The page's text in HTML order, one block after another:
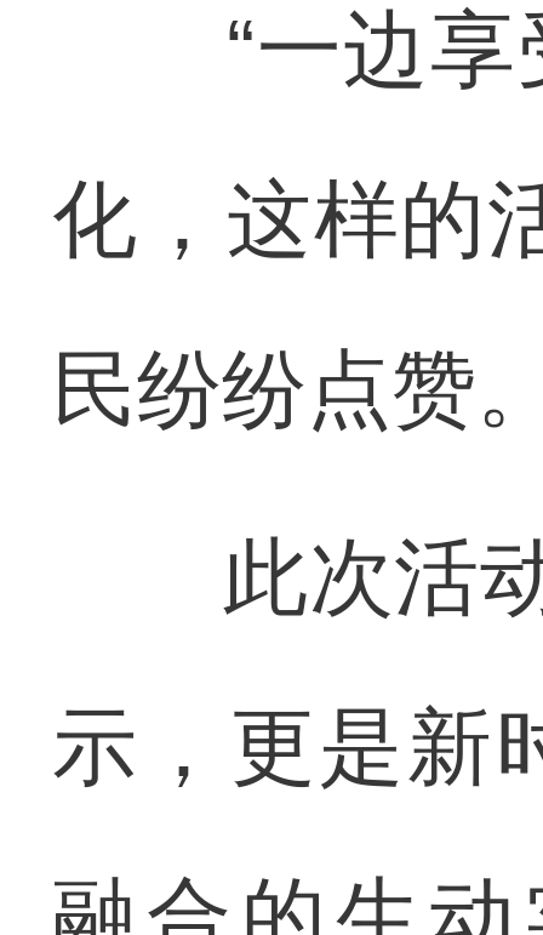
“一边享
化，这样的
民纷纷点赞
此次活动
示，更是新